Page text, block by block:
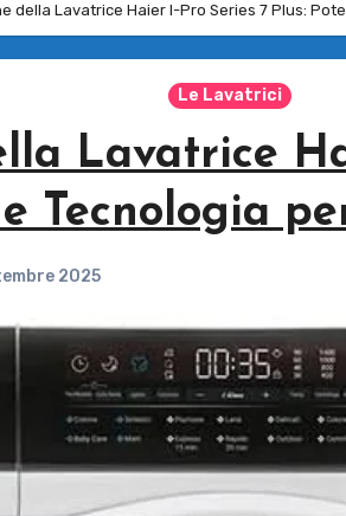
della Lavatrice Haier I-Pro Series 7 Plus:
Le Lavatrici
Lavatrice
Tecnologia
2025